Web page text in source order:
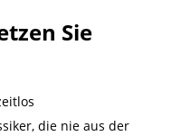
Sie
die nie aus der